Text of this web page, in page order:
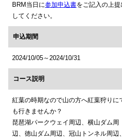
BRM当日に参加申込書をご記入の上提
してください。
申込期間
2024/10/05～2024/10/31
コース説明
紅葉の時期なので山の方へ紅葉狩りに
も行きませんか？
琵琶湖パークウェイ周辺、横山ダム周
辺、徳山ダム周辺、冠山トンネル周辺、